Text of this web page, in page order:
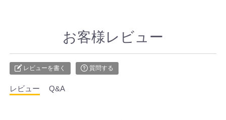
お客様レビュー
レビューを書く 質問する
レビュー Q&A